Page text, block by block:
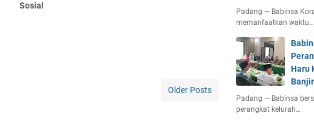
Sosial
Older Posts
Padang — Babinsa
memanfaatkan waktu…
Haru
Banjir
Padang — Babinsa
perangkat kelurah…